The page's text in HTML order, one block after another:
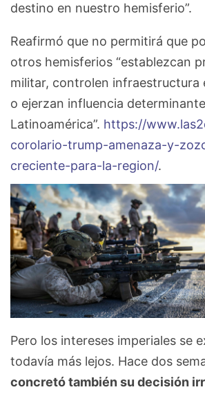
destino en nuestro hemisferio”.
Reafirmó que no permitirá que
otros hemisferios “establezcan
militar, controlen infraestructura
o ejerzan influencia
Latinoamérica”. https://
corolario-trump-amenaza-y-
creciente-para-la-region/.
Pero los intereses imperiales se
todavía más lejos. Hace dos
concretó también su decisión